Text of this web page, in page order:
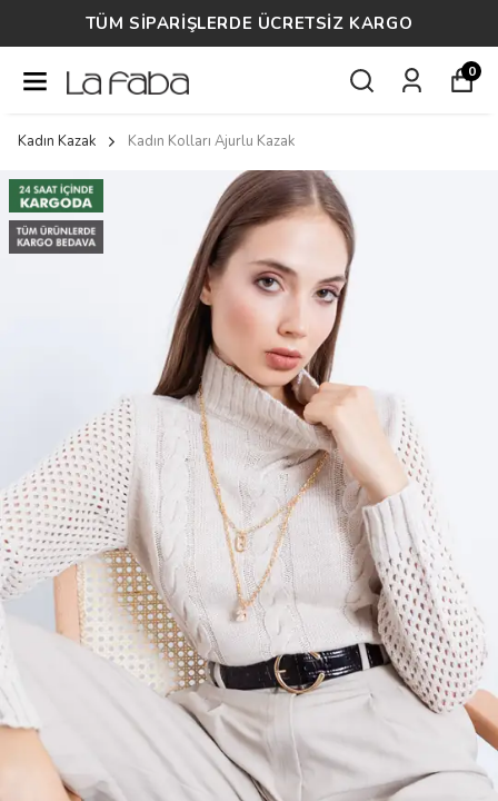
TÜM SİPARİŞLERDE ÜCRETSİZ KARGO
0
Kadın Kazak Kadın Kolları Ajurlu Kazak